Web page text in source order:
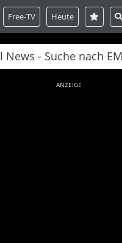
Free-TV Heute
News - Suche nach
ANZEIGE